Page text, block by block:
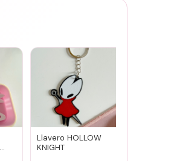
Llavero HOLLOW
KNIGHT